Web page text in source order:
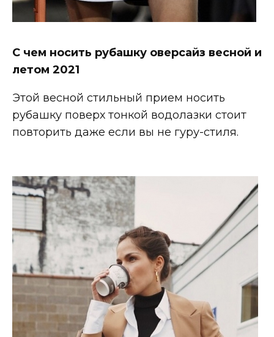
С чем носить рубашку оверсайз весной и
летом 2021
Этой весной стильный прием носить
рубашку поверх тонкой водолазки стоит
повторить даже если вы не гуру-стиля.